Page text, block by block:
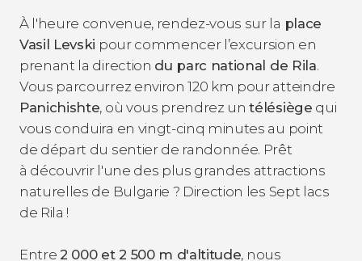
À l'heure convenue, rendez-vous sur la place
Vasil Levski pour commencer l’excursion en
prenant la direction du parc national de Rila.
Vous parcourrez environ 120 km pour atteindre
Panichishte, où vous prendrez untélésiège qui
vous conduira en vingt-cinq minutes au point
de départ du sentier de randonnée. Prêt
à découvrir l'une des plus grandes attractions
naturelles de Bulgarie ? Direction les Sept lacs
de Rila !
Entre2 000 et 2 500 m d'altitude, nous